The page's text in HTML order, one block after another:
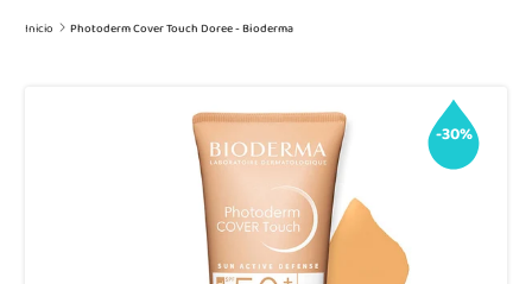
Inicio Photoderm Cover Touch Doree - Bioderma
-30%